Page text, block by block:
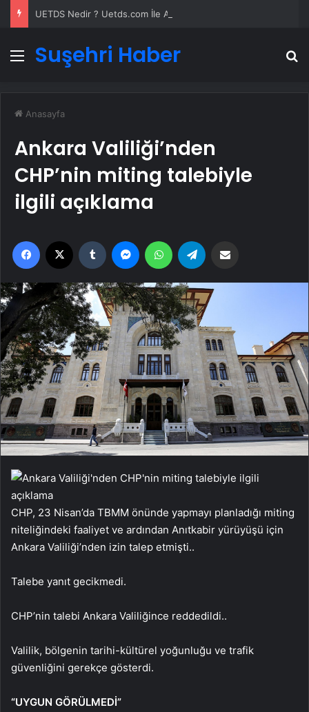
Menü
Suşehri Haber
Anasayfa
Ankara Valiliği’nden
CHP’nin miting talebiyle
ilgili açıklama
Facebook Tumblr MessengerWhatsApp
CHP, 23 Nisan’da TBMM önünde yapmayı planladığı miting
niteliğindeki faaliyet ve ardından Anıtkabir yürüyüşü için
Ankara Valiliği’nden izin talep etmişti..
Talebe yanıt gecikmedi.
CHP’nin talebi Ankara Valiliğince reddedildi..
Valilik, bölgenin tarihi-kültürel yoğunluğu ve trafik
güvenliğini gerekçe gösterdi.
“UYGUN GÖRÜLMEDİ”